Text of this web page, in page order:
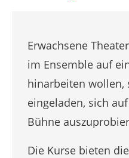
Erwachsene
im Ensemble auf
hinarbeiten
eingeladen, sich
Bühne
Die Kurse bieten